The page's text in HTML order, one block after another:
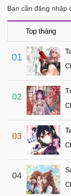
Chapter 22
Chapter 21
Chapter 20
Chapter 19
Chapter 18
Chapter 17
Chapter 16
Chapter 15
Chapter 14
Chapter 13
Chapter 12
Bạn cần đăng nhập
Top tháng
01
02
03
04